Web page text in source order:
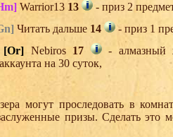
Warrior13 13
- приз 2
Читать дальше 14
- приз 1
[Or] Nebiros 17
- алмазный
на 30 суток,
могут проследовать в
призы. Сделать это